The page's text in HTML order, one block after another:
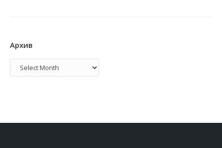
Архив
Архив